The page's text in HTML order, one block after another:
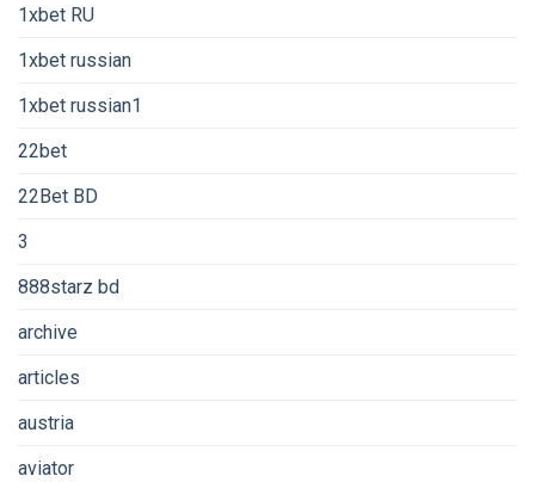
1xbet RU
1xbet russian
1xbet russian1
22bet
22Bet BD
3
888starz bd
archive
articles
austria
aviator